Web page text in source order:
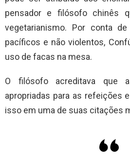
pensador e filósofo chinês
vegetarianismo. Por conta
pacíficos e não violentos,
uso de facas na mesa.
O filósofo acreditava que
apropriadas para as refeições
isso em uma de suas citações